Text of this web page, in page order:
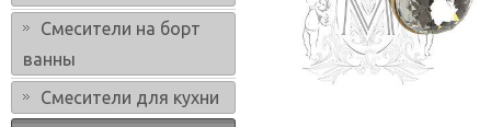
Смесители на борт
ванны
Смесители для кухни